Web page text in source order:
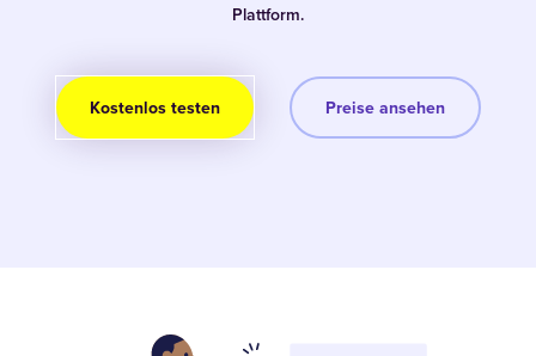
Plattform.
Kostenlos testen Preise ansehen